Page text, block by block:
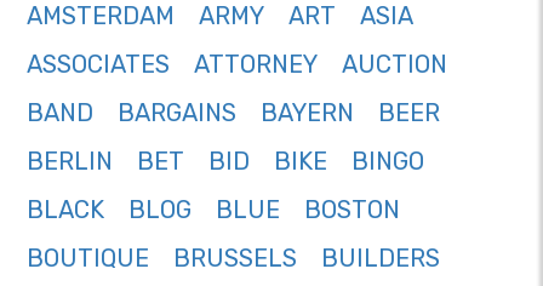
AMSTERDAM
ARMY ART
ASIA
ASSOCIATES
ATTORNEY
AUCTION
BAND
BARGAINS BAYERN
BEER
BERLIN
BET BID BIKE
BINGO
BLACK
BLOG BLUE
BOSTON
BOUTIQUE
BRUSSELS
BUILDERS